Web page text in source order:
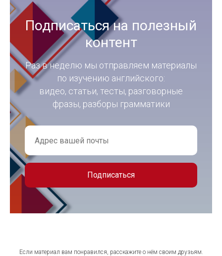
Подписаться на полезный
контент
Раз в неделю мы отправляем материалы
по изучению английского:
видео, статьи, тесты, разговорные
фразы, разборы грамматики
Подписаться
Если материал вам понравился, расскажите о нём своим друзьям.